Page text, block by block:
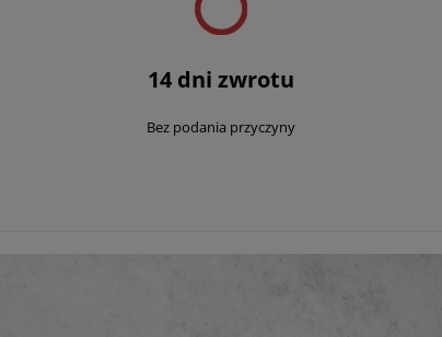
14 dni zwrotu
Bez podania przyczyny